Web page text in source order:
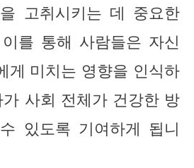
고취시키는 데 중요한
를 통해 사람들은 자신
게 미치는 영향을 인식하
사회 전체가 건강한 방
있도록 기여하게 됩니